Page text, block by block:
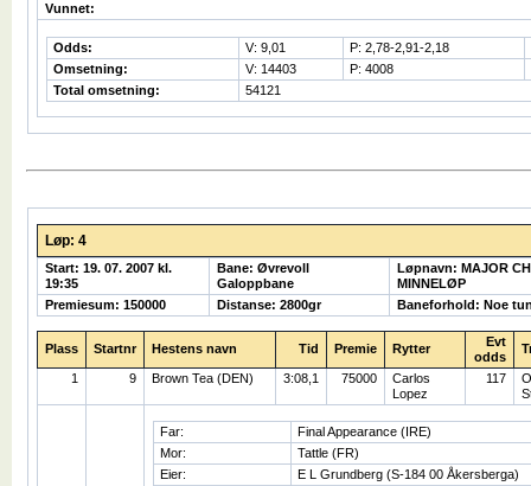
Vunnet:
Odds: V: 9,01
P: 2,78-2,91-2,18
Omsetning:
V: 14403
P: 4008
Total omsetning:
54121
Løp: 4
Start: 19. 07. 2007 kl.
19:35
Bane: Øvrevoll
Galoppbane
Løpnavn: MAJOR
MINNELØP
Premiesum: 150000
Distanse: 2800gr Baneforhold: Noe
Plass Startnr Hestens navn Tid Premie Rytter
Evt
odds
1 9 Brown Tea (DEN) 3:08,1 75000
Carlos
Lopez
117
Far:
Final Appearance (IRE)
Mor:
Tattle (FR)
Eier:
E L Grundberg (S-184 00 Åkersberga)